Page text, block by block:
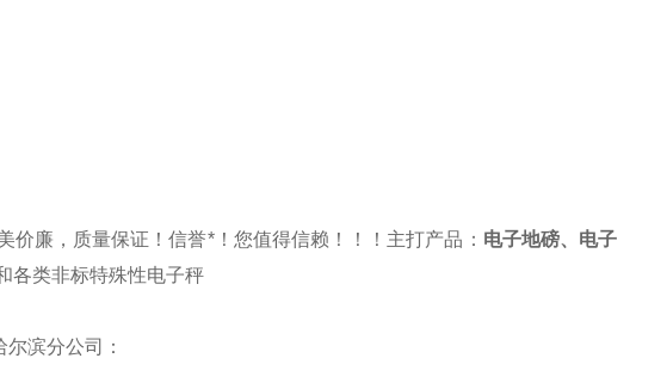
价廉，质量保证！信誉*！您值得信赖！！！主打产品： 电子地磅、 电子
各类非标特殊性电子秤
滨分公司：